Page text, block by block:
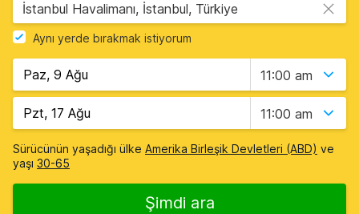
İstanbul Havalimanı, İstanbul, Türkiye
Aynı yerde bırakmak istiyorum
11:00 am
11:00 am
Sürücünün yaşadığı ülke Amerika Birleşik Devletleri (ABD) ve
yaşı 30-65
Şimdi ara